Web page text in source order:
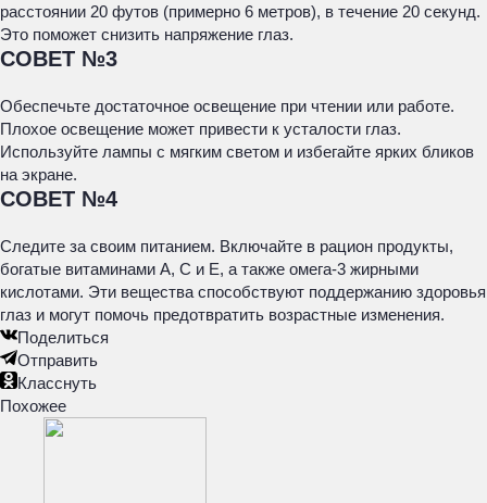
расстоянии 20 футов (примерно 6 метров), в течение 20 секунд.
Это поможет снизить напряжение глаз.
СОВЕТ №3
Обеспечьте достаточное освещение при чтении или работе.
Плохое освещение может привести к усталости глаз.
Используйте лампы с мягким светом и избегайте ярких бликов
на экране.
СОВЕТ №4
Следите за своим питанием. Включайте в рацион продукты,
богатые витаминами A, C и E, а также омега-3 жирными
кислотами. Эти вещества способствуют поддержанию здоровья
глаз и могут помочь предотвратить возрастные изменения.
Поделиться
Отправить
Класснуть
Похожее